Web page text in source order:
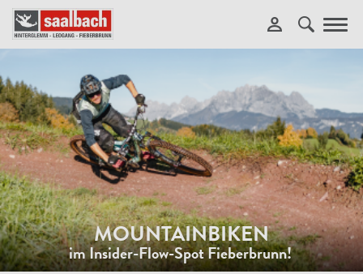
MOUNTAINBIKEN
im Insider-Flow-Spot Fieberbrunn!